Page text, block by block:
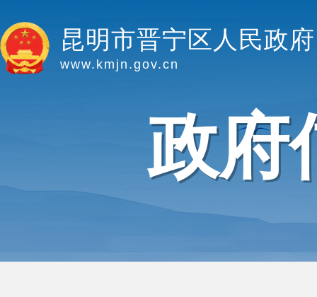
昆明市晋宁区人民政府
www.kmjn.gov.cn
政府